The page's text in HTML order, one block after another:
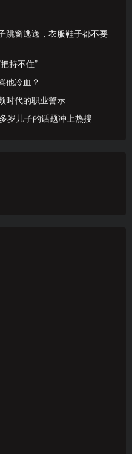
跳窗逃逸，衣服鞋子都不要
持不住”
他冷血？
时代的职业警示
岁儿子的话题冲上热搜